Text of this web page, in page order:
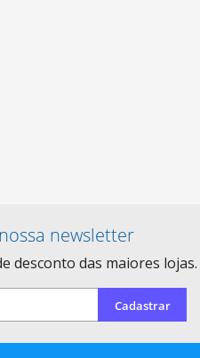
newsletter
desconto das maiores lojas.
Cadastrar